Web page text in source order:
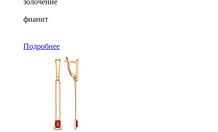
золочение
фианит
Подробнее